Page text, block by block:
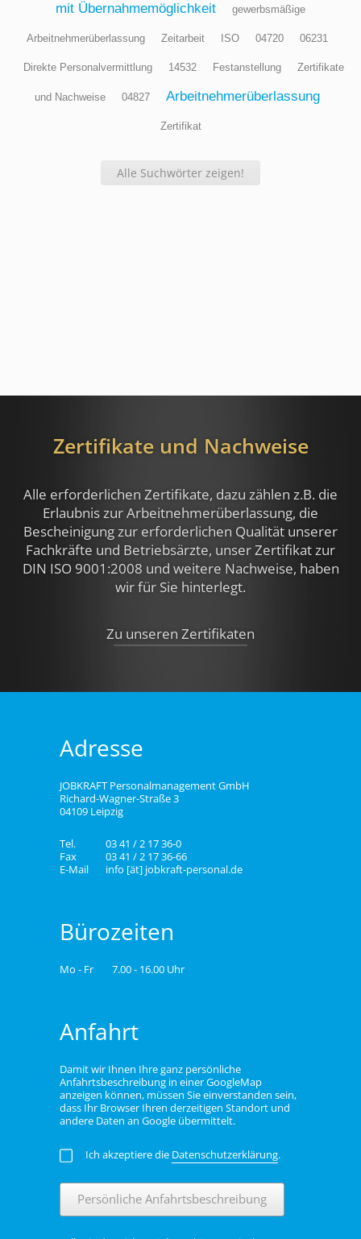
mit Übernahmemöglichkeit
gewerbsmäßige
Arbeitnehmerüberlassung Zeitarbeit ISO 04720 06231
Direkte Personalvermittlung 14532 Festanstellung Zertifikate
und Nachweise 04827 Arbeitnehmerüberlassung
Zertifikat
Alle Suchwörter zeigen!
Zertifikate und Nachweise
Alle erforderlichen Zertifikate, dazu zählen z.B. die
Erlaubnis zur Arbeitnehmerüberlassung, die
Bescheinigung zur erforderlichen Qualität unserer
Fachkräfte und Betriebsärzte, unser Zertifikat zur
DIN ISO 9001:2008 und weitere Nachweise, haben
wir für Sie hinterlegt.
Zu unseren Zertifikaten
Adresse
JOBKRAFT Personalmanagement GmbH
Richard-Wagner-Straße 3
04109 Leipzig
Tel.
03 41 / 2 17 36-0
Fax
03 41 / 2 17 36-66
E-Mail
info [ät] jobkraft-personal.de
Bürozeiten
Mo - Fr 7.00 - 16.00 Uhr
Anfahrt
Damit wir Ihnen Ihre ganz persönliche
Anfahrtsbeschreibung in einer GoogleMap
anzeigen können, müssen Sie einverstanden sein,
dass Ihr Browser Ihren derzeitigen Standort und
andere Daten an Google übermittelt.
Ich akzeptiere die Datenschutzerklärung.
Persönliche Anfahrtsbeschreibung